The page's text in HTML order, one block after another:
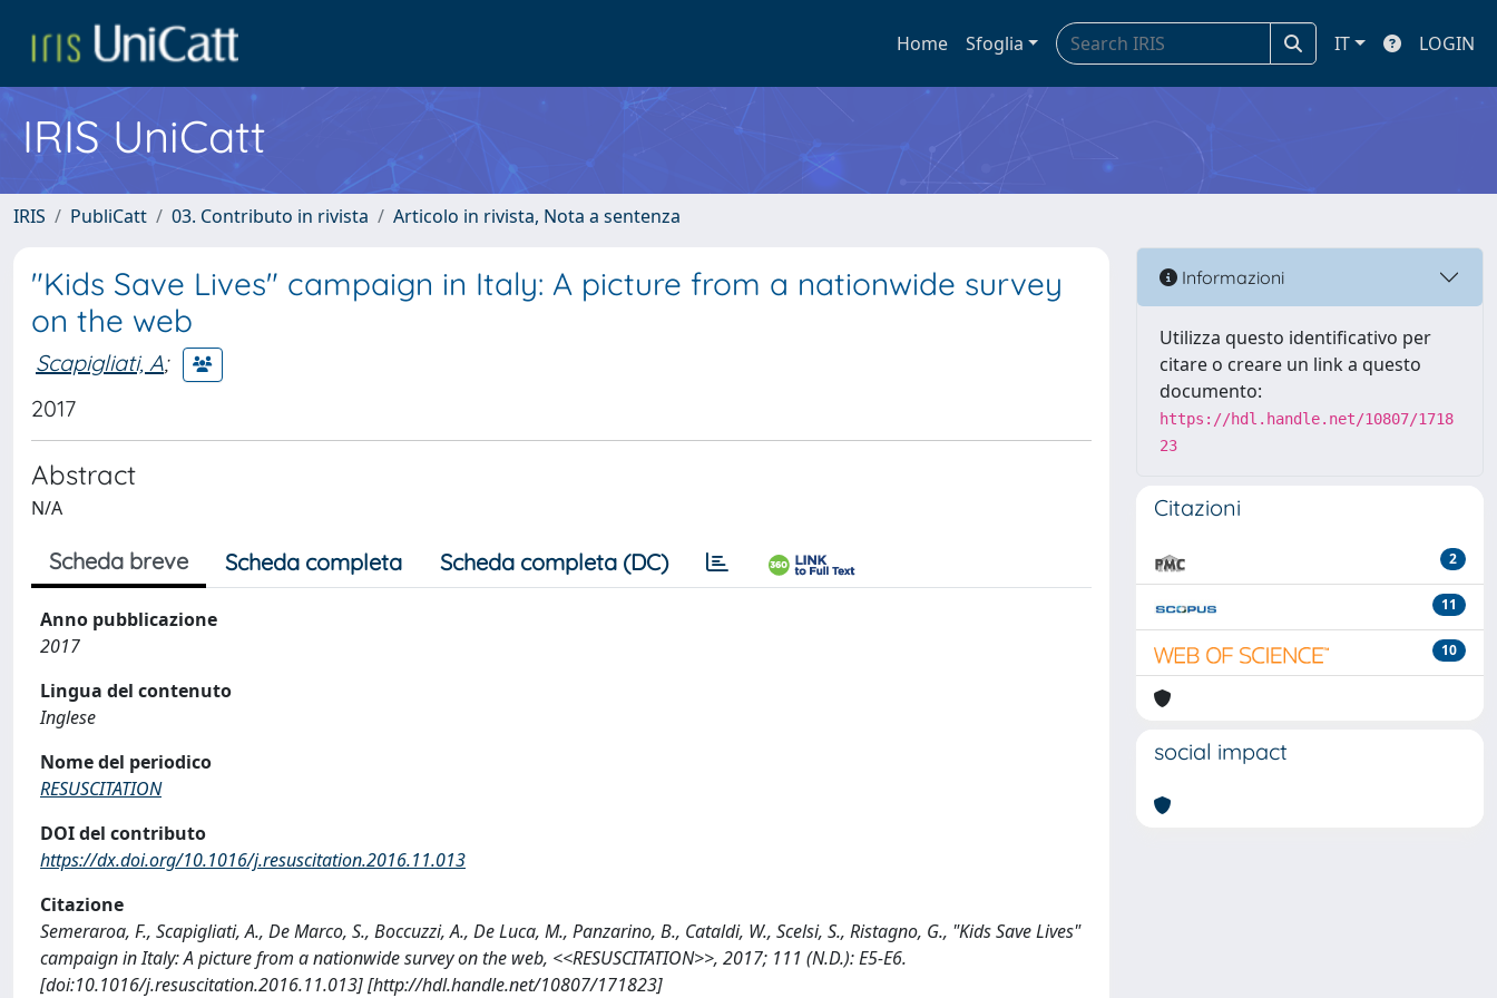
Home Sfoglia IT LOGIN
IRIS UniCatt
IRIS PubliCatt 03. Contributo in rivista Articolo in rivista, Nota a sentenza
"Kids Save Lives" campaign in Italy: A picture from a nationwide survey
on the web
Scapigliati, A;
2017
Abstract
N/A
Scheda breve Scheda completa Scheda completa (DC)
Anno pubblicazione
2017
Lingua del contenuto
Inglese
Nome del periodico
RESUSCITATION
DOI del contributo
https://dx.doi.org/10.1016/j.resuscitation.2016.11.013
Citazione
Semeraroa, F., Scapigliati, A., De Marco, S., Boccuzzi, A., De Luca, M., Panzarino, B., Cataldi, W., Scelsi, S., Ristagno, G., "Kids Save Lives"
campaign in Italy: A picture from a nationwide survey on the web, <<RESUSCITATION>>, 2017; 111 (N.D.): E5-E6.
[doi:10.1016/j.resuscitation.2016.11.013] [http://hdl.handle.net/10807/171823]
Informazioni
Utilizza questo identificativo per
citare o creare un link a questo
documento:
https://hdl.handle.net/10807/1718
23
Citazioni
2
11
10
social impact